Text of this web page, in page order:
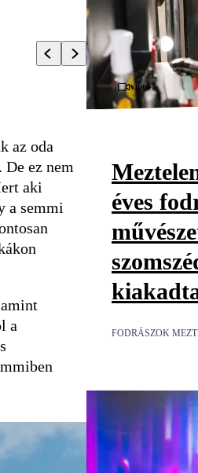
az oda
ez nem
aki
a semmi
a
Videó
éves
FODRÁSZOK